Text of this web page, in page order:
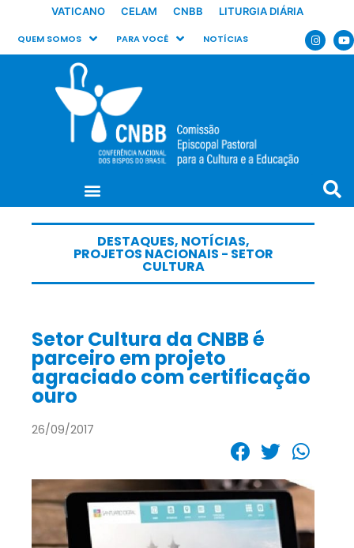
VATICANO CELAM CNBB LITURGIA DIÁRIA
QUEM SOMOS PARA VOCÊ NOTÍCIAS
DESTAQUES, NOTÍCIAS,
PROJETOS NACIONAIS - SETOR
CULTURA
Setor Cultura da CNBB é
parceiro em projeto
agraciado com certificação
ouro
26/09/2017